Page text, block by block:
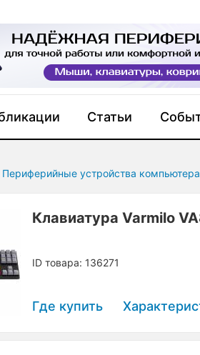
Статьи
Периферийные устройства компьютера
Клавиатура Varmilo
ID товара: 136271
Где купить